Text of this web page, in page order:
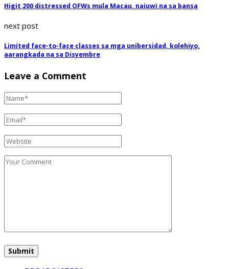
Higit 200 distressed OFWs mula Macau, naiuwi na sa bansa
next post
Limited face-to-face classes sa mga unibersidad, kolehiyo,
aarangkada na sa Disyembre
Leave a Comment